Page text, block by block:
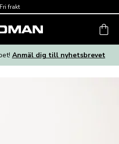
Fri frakt
Anmäl dig till nyhetsbrevet